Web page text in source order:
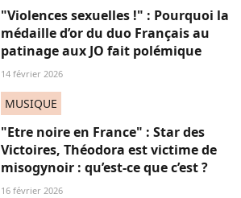
"Violences sexuelles !" : Pourquoi la
médaille d’or du duo Français au
patinage aux JO fait polémique
14 février 2026
MUSIQUE
"Etre noire en France" : Star des
Victoires, Théodora est victime de
misogynoir : qu’est-ce que c’est ?
16 février 2026